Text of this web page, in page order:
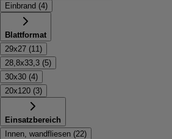
Einbrand (4)
Blattformat
29x27 (11 )
28,8x33,3 (5)
30x30 (4)
20x120 (3)
Einsatzbereich
Innen, wandfliesen (22)